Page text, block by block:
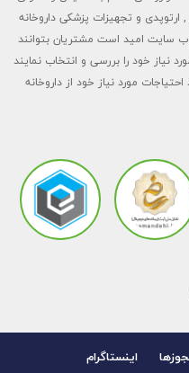
و تجهیزات پزشکی داروخانه
سایت امید است مشتریان بتوانند
نیاز خود را بررسی و انتخاب نمایند
مورد نیاز خود از داروخانه
اینستاگرام